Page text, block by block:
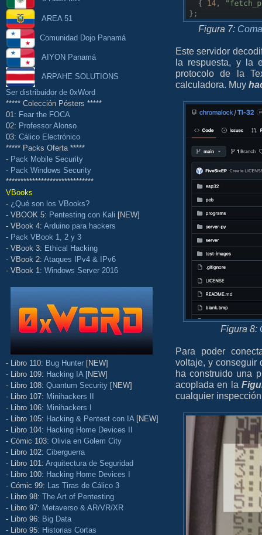
AREA 51
Comunidad Dojo Panamá
AIYON Panamá
ARPAHE SOLUTIONS
Ser distribuidor de 0xWord
***** Colección Pósters *****
01: Fear the FOCA
02: Professor Alonso
03: Cálico Electrónico
***** Packs Oferta *****
- Pack Mobile Security
- Pack Windows Security
******************************
VBooks
- ¿Qué son los VBooks?
- VBOOK 5: Pentesting con Kali [NEW]
- VBook 4: Arduino para hackers
- Pack VBook 1, 2 y 3
- VBook 3: Ethical Hacking
- VBook 2: Ataques IPv4 & IPv6
- VBook 1: Windows Server 2016
- Libro 110: Bug Hunter [NEW]
- Libro 109: Hacking IA [NEW]
- Libro 108: Quantum Security [NEW]
- Libro 107: Minihackers II
- Libro 106: Minihackers I
- Libro 105: Hacking & Pentest con IA [NEW]
- Libro 104: Hacking Home Devices II
- Cómic 103: Olivia en Golem City
- Libro 102: Ciberguerra
- Libro 101: Arquitectura de Seguridad
- Libro 100: Hacking Home Devices I
- Cómic 99: Las Tiras de Cálico 3
- Libro 98: The Art of Pentesting
- Libro 97: Metaverso & AR/VR/XR
- Libro 96: Big Data
- Libro 95: Historias Cortas
Figura 7:
Este servidor
la respuesta, y la
protocolo de la
calculadora. Muy
Figura 8:
Para poder
voltaje, y conseguir
ha construido una
acoplada en la
cualquier